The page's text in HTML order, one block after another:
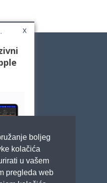
boljeg
kolačića
u vašem
pregleda web
x